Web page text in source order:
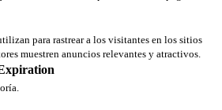
para rastrear a los visitantes en los sitios
muestren anuncios relevantes y atractivos.